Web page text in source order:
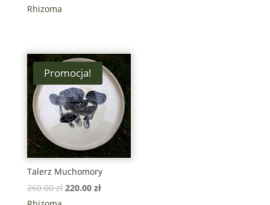
Rhizoma
Promocja!
Talerz Muchomory
260.00zł 220.00 zł